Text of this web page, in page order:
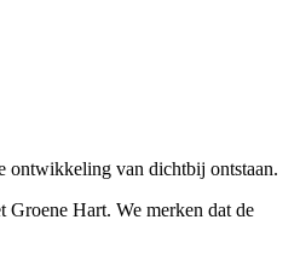
ontwikkeling van dichtbij ontstaan.
Groene Hart. We merken dat de